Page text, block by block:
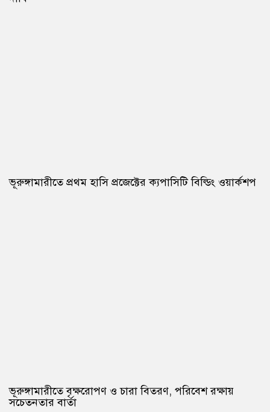
ভূরুঙ্গামারীতে প্রথম হাসি প্রজেক্টের ক্যপাসিটি বিল্ডিং ওয়ার্কশপ
ভূরুঙ্গামারীতে বৃক্ষরোপণ ও চারা বিতরণ, পরিবেশ রক্ষায়
সচেতনতার বার্তা